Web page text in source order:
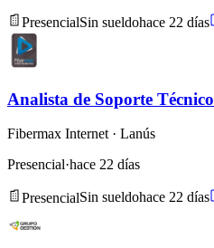
PresencialSin sueldohace 22 días
Analista de Soporte
Fibermax Internet · Lanús
Presencial·hace 22 días
PresencialSin sueldohace 22 días